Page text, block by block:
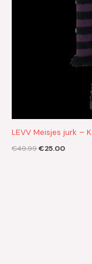
LEVV Meisjes jurk –
€49.99€25.00